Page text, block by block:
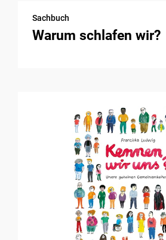
Sachbuch
Warum schlafen wir?